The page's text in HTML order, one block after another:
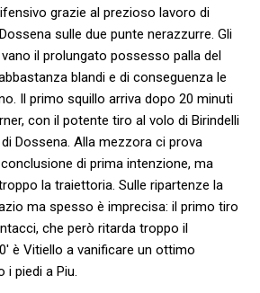
grazie al prezioso lavoro di
sulle due punte nerazzurre. Gli
il prolungato possesso palla del
blandi e di conseguenza le
Il primo squillo arriva dopo 20 minuti
con il potente tiro al volo di Birindelli
Dossena. Alla mezzora ci prova
di prima intenzione, ma
la traiettoria. Sulle ripartenze la
ma spesso è imprecisa: il primo tiro
che però ritarda troppo il
è Vitiello a vanificare un ottimo
i piedi a Piu.